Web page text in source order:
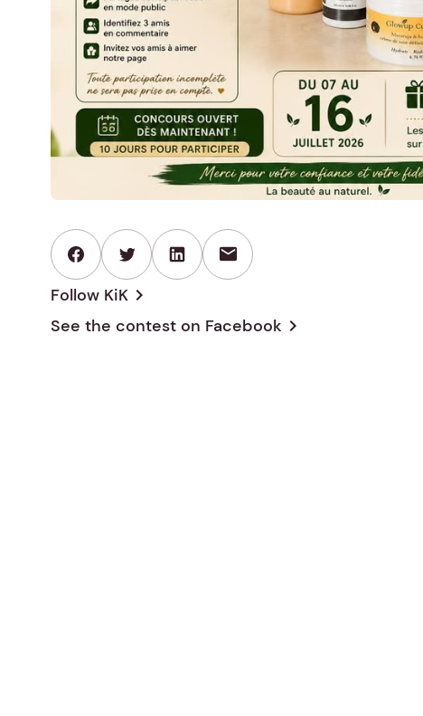
mail
Follow KiK chevron_right
See the contest on Facebook chevron_right